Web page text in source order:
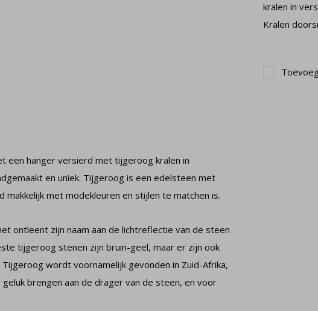
kralen in
Kralen
een hanger versierd met tijgeroog kralen in
en uniek. Tijgeroog is een edelsteen met
met modekleuren en stijlen te matchen is.
ontleent zijn naam aan de lichtreflectie van de steen
tijgeroog stenen zijn bruin-geel, maar er zijn ook
wordt voornamelijk gevonden in Zuid-Afrika,
brengen aan de drager van de steen, en voor